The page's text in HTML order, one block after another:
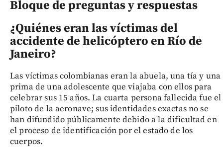
Bloque de preguntas y respuestas
¿Quiénes eran las víctimas del
accidente de helicóptero en Río de
Janeiro?
Las víctimas colombianas eran la abuela, una tía y una
prima de una adolescente que viajaba con ellos para
celebrar sus 15 años. La cuarta persona fallecida fue el
piloto de la aeronave; sus identidades exactas no se
han difundido públicamente debido a la dificultad en
el proceso de identificación por el estado de los
cuerpos.